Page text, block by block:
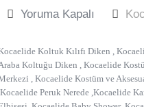
Yoruma Kapalı
Koltuk Kılıfı Diken ,
Koltuğu Diken , Kocaelide
, Kocaelide Kostüm ve
Peruk Nerede ,Kocaelide